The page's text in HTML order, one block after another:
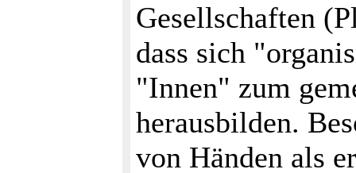
Gesellschaften
dass sich
"Innen" zum
herausbilden.
von Händen als